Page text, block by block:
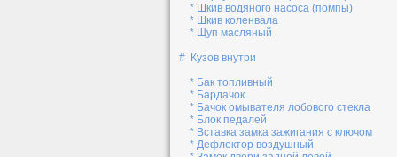
* Шкив водяного насоса (помпы)
* Шкив коленвала
* Щуп масляный
# Кузов внутри
* Бак топливный
* Бардачок
* Бачок омывателя лобового стекла
* Блок педалей
* Вставка замка зажигания с ключом
* Дефлектор воздушный